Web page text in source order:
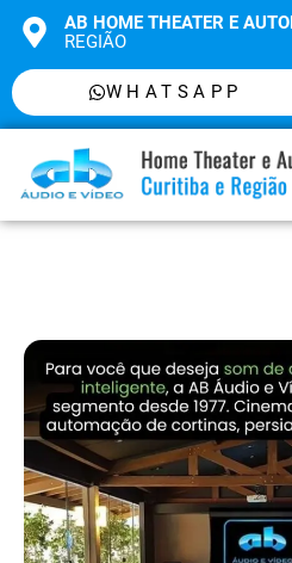
AB HOME THEATER E
REGIÃO
WHATSAPP